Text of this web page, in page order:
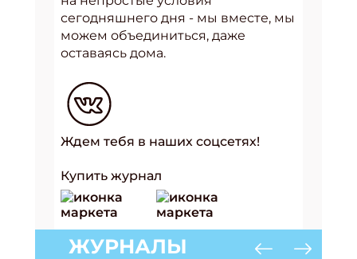
сегодняшнего дня - мы вместе, мы
можем объединиться, даже
оставаясь дома.
Ждем тебя в наших соцсетях!
Купить журнал
ЖУРНАЛЫ